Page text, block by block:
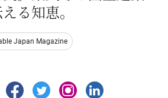
る知恵。
Japan Magazine